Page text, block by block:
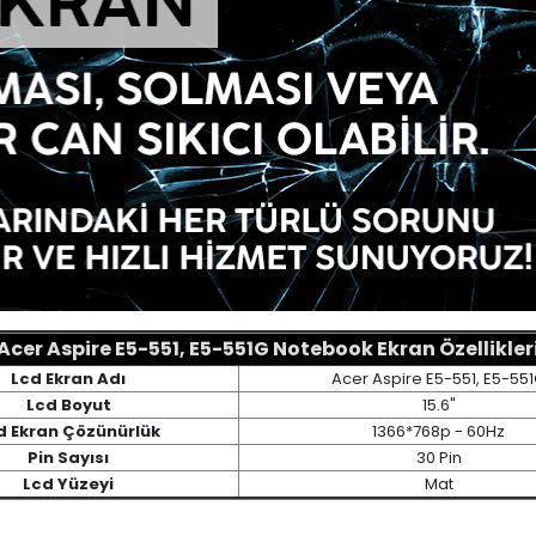
Aspire E5-551, E5-551G Notebook Ekran
Lcd Ekran Adı
Acer Aspire E5-551, E5-
Lcd Boyut
15.6"
Ekran Çözünürlük
1366*768p - 60Hz
Pin Sayısı
30 Pin
Lcd Yüzeyi
Mat